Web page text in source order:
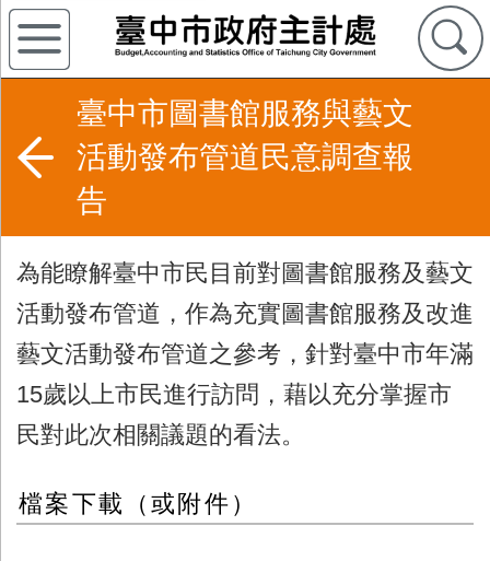
臺中市圖書館服務與藝文
活動發布管道民意調查報
告
為能瞭解臺中市民目前對圖書館服務及藝文
活動發布管道，作為充實圖書館服務及改進
藝文活動發布管道之參考，針對臺中市年滿
15歲以上市民進行訪問，藉以充分掌握市
民對此次相關議題的看法。
檔案下載（或附件）